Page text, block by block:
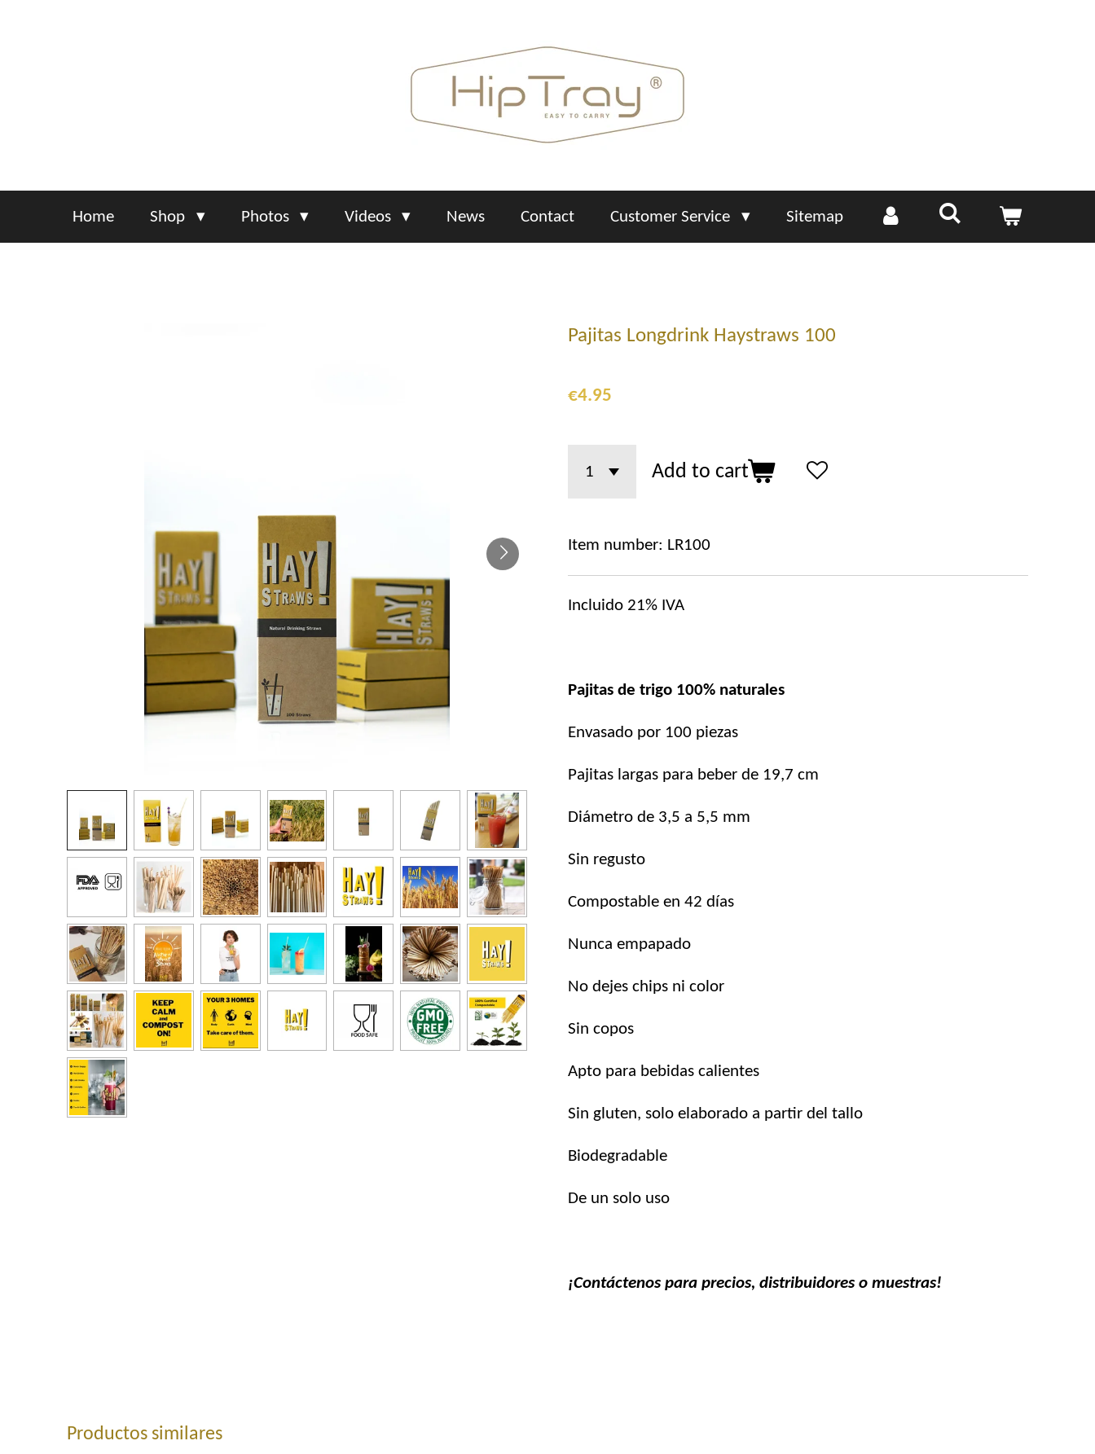
Home Shop Photos Videos News Contact Customer Service Sitemap
Pajitas Longdrink Haystraws 100
€4.95
Add to cart
Item number: LR100
Incluido 21% IVA
Pajitas de trigo 100% naturales
Envasado por 100 piezas
Pajitas largas para beber de 19,7 cm
Diámetro de 3,5 a 5,5 mm
Sin regusto
Compostable en 42 días
Nunca empapado
No dejes chips ni color
Sin copos
Apto para bebidas calientes
Sin gluten, solo elaborado a partir del tallo
Biodegradable
De un solo uso
¡Contáctenos para precios, distribuidores o muestras!
Productos similares